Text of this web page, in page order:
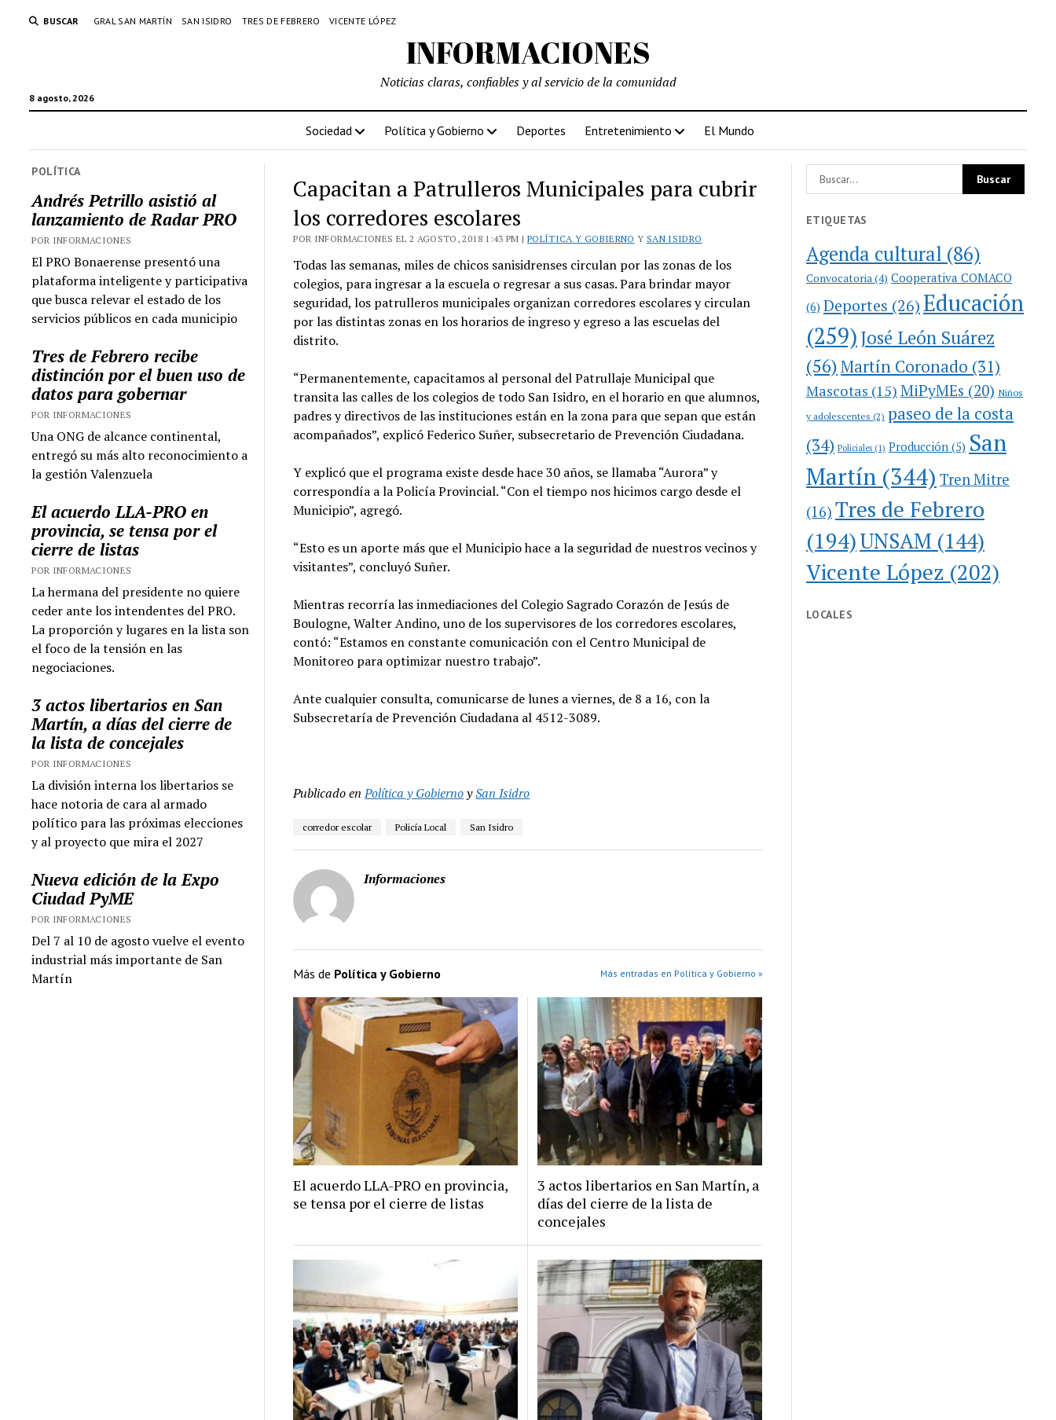
BUSCAR GRAL SAN MARTÍN SAN ISIDRO TRES DE FEBRERO VICENTE LÓPEZ
INFORMACIONES
8 agosto, 2026
Noticias claras, confiables y al servicio de la comunidad
Sociedad Política y Gobierno Deportes Entretenimiento El Mundo
POLÍTICA
Andrés Petrillo asistió al
lanzamiento de Radar PRO
POR INFORMACIONES
El PRO Bonaerense presentó una
plataforma inteligente y participativa
que busca relevar el estado de los
servicios públicos en cada municipio
Tres de Febrero recibe
distinción por el buen uso de
datos para gobernar
POR INFORMACIONES
Una ONG de alcance continental,
entregó su más alto reconocimiento a
la gestión Valenzuela
El acuerdo LLA-PRO en
provincia, se tensa por el
cierre de listas
POR INFORMACIONES
La hermana del presidente no quiere
ceder ante los intendentes del PRO.
La proporción y lugares en la lista son
el foco de la tensión en las
negociaciones.
3 actos libertarios en San
Martín, a días del cierre de
la lista de concejales
POR INFORMACIONES
La división interna los libertarios se
hace notoria de cara al armado
político para las próximas elecciones
y al proyecto que mira el 2027
Nueva edición de la Expo
Ciudad PyME
POR INFORMACIONES
Del 7 al 10 de agosto vuelve el evento
industrial más importante de San
Martín
Capacitan a Patrulleros Municipales para cubrir
los corredores escolares
POR INFORMACIONES EL 2 AGOSTO, 2018 1:43 PM | POLÍTICA Y GOBIERNO Y SAN ISIDRO
Todas las semanas, miles de chicos sanisidrenses circulan por las zonas de los
colegios, para ingresar a la escuela o regresar a sus casas. Para brindar mayor
seguridad, los patrulleros municipales organizan corredores escolares y circulan
por las distintas zonas en los horarios de ingreso y egreso a las escuelas del
distrito.
“Permanentemente, capacitamos al personal del Patrullaje Municipal que
transita las calles de los colegios de todo San Isidro, en el horario en que alumnos,
padres y directivos de las instituciones están en la zona para que sepan que están
acompañados”, explicó Federico Suñer, subsecretario de Prevención Ciudadana.
Y explicó que el programa existe desde hace 30 años, se llamaba “Aurora” y
correspondía a la Policía Provincial. “Con el tiempo nos hicimos cargo desde el
Municipio”, agregó.
“Esto es un aporte más que el Municipio hace a la seguridad de nuestros vecinos y
visitantes”, concluyó Suñer.
Mientras recorría las inmediaciones del Colegio Sagrado Corazón de Jesús de
Boulogne, Walter Andino, uno de los supervisores de los corredores escolares,
contó: “Estamos en constante comunicación con el Centro Municipal de
Monitoreo para optimizar nuestro trabajo”.
Ante cualquier consulta, comunicarse de lunes a viernes, de 8 a 16, con la
Subsecretaría de Prevención Ciudadana al 4512-3089.
Publicado en Política y GobiernoySan Isidro
corredor escolar Policía Local San Isidro
Informaciones
Más de Política y Gobierno Más entradas en Política y Gobierno »
El acuerdo LLA-PRO en provincia,
se tensa por el cierre de listas
3 actos libertarios en San Martín, a
días del cierre de la lista de
concejales
ETIQUETAS
Agenda cultural (86)
Convocatoria (4) Cooperativa COMACO
(6) Deportes (26)Educación
(259)José León Suárez
(56)Martín Coronado (31)
Mascotas (15) MiPyMEs (20) Niños
y adolescentes (2) paseo de la costa
(34) Policiales (1) Producción (5) San
Martín (344) Tren Mitre
(16) Tres de Febrero
(194)UNSAM (144)
Vicente López (202)
LOCALES